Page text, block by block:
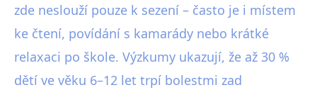
zde neslouží pouze k sezení – často je i místem
ke čtení, povídání s kamarády nebo krátké
relaxaci po škole. Výzkumy ukazují, že až 30 %
dětí ve věku 6–12 let trpí bolestmi zad